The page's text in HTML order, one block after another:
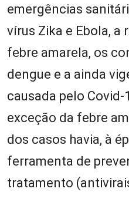
emergências
vírus Zika e Ebola, a
febre amarela, os
dengue e a ainda
causada pelo
exceção da febre
dos casos havia, à
ferramenta de
tratamento